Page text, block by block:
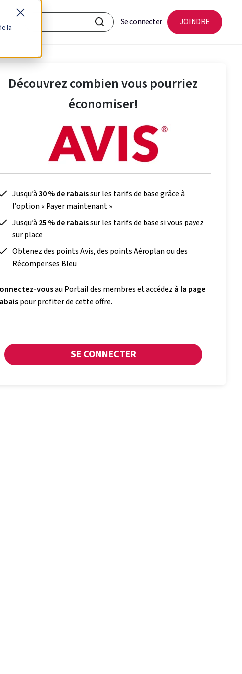
la
Se connecter JOINDRE
Découvrez combien vous pourriez
économiser!
Jusqu’à30 % de rabaissur les tarifs de base grâce à
l’option « Payer maintenant »
Jusqu’à25 % de rabaissur les tarifs de base si vous payez
sur place
Obtenez des points Avis, des points Aéroplan ou des
Récompenses Bleu
vousau Portail des membres et accédez à la page
pour profiter de cette offre.
SE CONNECTER